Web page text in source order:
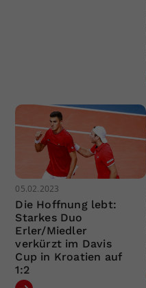
05.02.2023
Die Hoffnung lebt:
Starkes Duo
Erler/Miedler
verkürzt im Davis
Cup in Kroatien auf
1:2